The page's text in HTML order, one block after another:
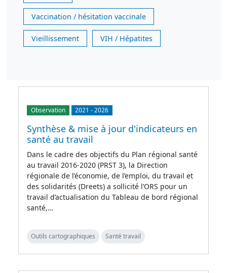
Vaccination / hésitation vaccinale
Vieillissement VIH / Hépatites
Observation 2021 -2026
Synthèse & mise à jour d'indicateurs en
santé au travail
Dans le cadre des objectifs du Plan régional santé
au travail 2016-2020 (PRST 3), la Direction
régionale de l’économie, de l’emploi, du travail et
des solidarités (Dreets) a sollicité l’ORS pour un
travail d’actualisation du Tableau de bord régional
santé,…
Outils cartographiques Santé travail